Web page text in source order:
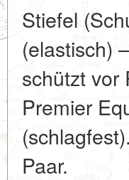
Stiefel
(elastisch)
schützt vor
Premier
Paar.